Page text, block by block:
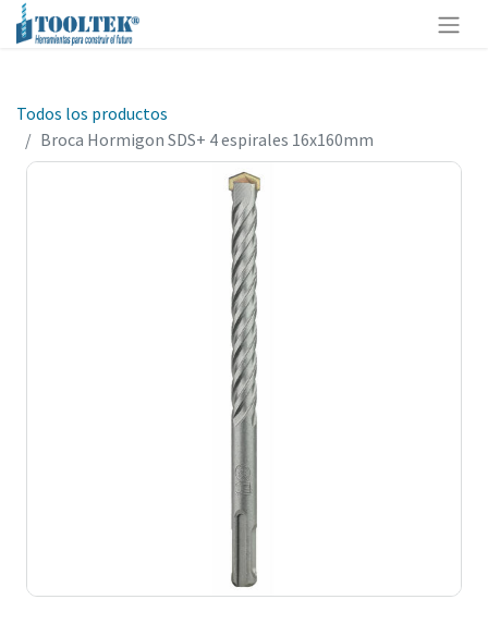
Todos los productos
Broca Hormigon SDS+ 4 espirales 16x160mm